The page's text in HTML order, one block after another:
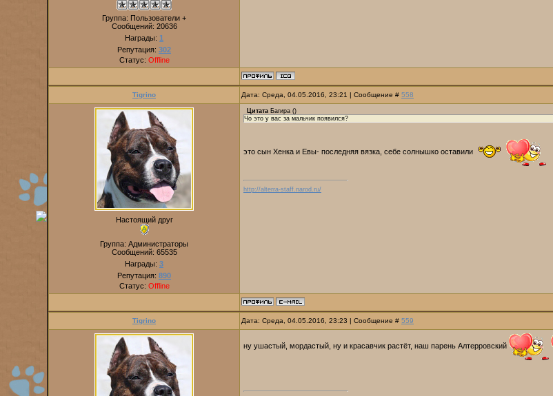
Группа: Пользователи +
Сообщений: 20636
Награды: 1
Репутация: 302
Статус: Offline
Tigrino Дата: Среда, 04.05.2016, 23:21 | Сообщение # 558
Настоящий друг
Группа: Администраторы
Сообщений: 65535
Награды: 3
Репутация: 890
Статус: Offline
Цитата Багира ()
Чо это у вас за мальчик появился?
это сын Хенка и Евы- последняя вязка, себе солнышко оставили
http://alterra-staff.narod.ru/
Tigrino Дата: Среда, 04.05.2016, 23:23 | Сообщение # 559
ну ушастый, мордастый, ну и красавчик растёт, наш парень Алтерровский